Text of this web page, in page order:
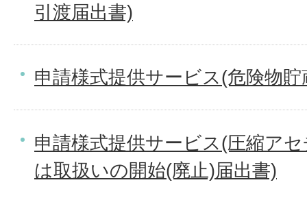
引渡届出書)
申請様式提供サービス(危険物
申請様式提供サービス(圧縮ア
は取扱いの開始(廃止)届出書)